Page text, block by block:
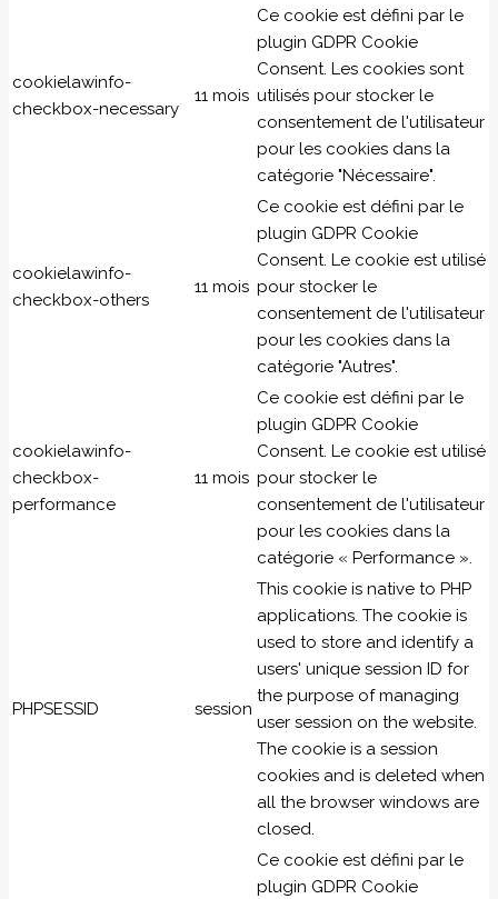
cookielawinfo-
checkbox-necessary
11 mois
Ce cookie est défini par le
plugin GDPR Cookie
Consent. Les cookies sont
utilisés pour stocker le
consentement de l'utilisateur
pour les cookies dans la
catégorie "Nécessaire".
cookielawinfo-
checkbox-others
11 mois
Ce cookie est défini par le
plugin GDPR Cookie
Consent. Le cookie est utilisé
pour stocker le
consentement de l'utilisateur
pour les cookies dans la
catégorie "Autres".
cookielawinfo-
checkbox-
performance
11 mois
Ce cookie est défini par le
plugin GDPR Cookie
Consent. Le cookie est utilisé
pour stocker le
consentement de l'utilisateur
pour les cookies dans la
catégorie « Performance ».
PHPSESSID session
This cookie is native to PHP
applications. The cookie is
used to store and identify a
users' unique session ID for
the purpose of managing
user session on the website.
The cookie is a session
cookies and is deleted when
all the browser windows are
closed.
Ce cookie est défini par le
plugin GDPR Cookie